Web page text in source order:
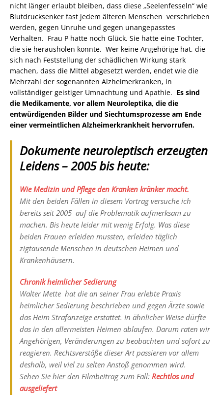
nicht länger erlaubt bleiben, dass diese „Seelenfesseln“ wie
Blutdrucksenker fast jedem älteren Menschen verschrieben
werden, gegen Unruhe und gegen unangepasstes
Verhalten. Frau P hatte noch Glück. Sie hatte eine Tochter,
die sie herausholen konnte. Wer keine Angehörige hat, die
sich nach Feststellung der schädlichen Wirkung stark
machen, dass die Mittel abgesetzt werden, endet wie die
Mehrzahl der sogenannten Alzheimerkranken, in
vollständiger geistiger Umnachtung und Apathie. Es sind
die Medikamente, vor allem Neuroleptika, die die
entwürdigenden Bilder und Siechtumsprozesse am Ende
einer vermeintlichen Alzheimerkrankheit hervorrufen.
Dokumente neuroleptisch erzeugten
Leidens – 2005 bis heute:
Wie Medizin und Pflege den Kranken kränker macht.
Mit den beiden Fällen in diesem Vortrag versuche ich
bereits seit 2005 auf die Problematik aufmerksam zu
machen. Bis heute leider mit wenig Erfolg. Was diese
beiden Frauen erleiden mussten, erleiden täglich
zigtausende Menschen in deutschen Heimen und
Krankenhäusern.
Chronik heimlicher Sedierung
Walter Mette hat die an seiner Frau erlebte Praxis
heimlicher Sedierung beschrieben und gegen Ärzte sowie
das Heim Strafanzeige erstattet. In ähnlicher Weise dürfte
das in den allermeisten Heimen ablaufen. Darum raten wir
Angehörigen, Veränderungen zu beobachten und sofort zu
reagieren. Rechtsverstöße dieser Art passieren vor allem
deshalb, weil viel zu selten Anstoß genommen wird.
Sehen Sie hier den Filmbeitrag zum Fall: Rechtlos und
ausgeliefert